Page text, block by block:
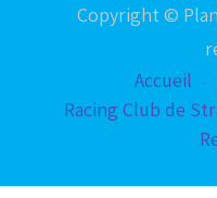
Copyright ©
Accueil
Racing Club de